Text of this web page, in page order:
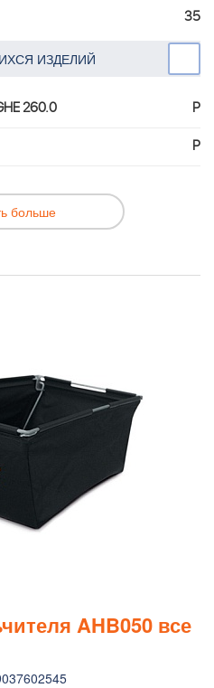
35
ИЗДЕЛИЙ
260.0
Р
Р
больше
AHB050 все